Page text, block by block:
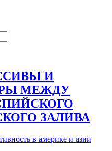
И
МЕЖДУ
ЗАЛИВА
в америке и азии